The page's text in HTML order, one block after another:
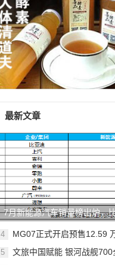
最新文章
7月新能源汽车销量榜出炉，
万辆稳居榜首
4
MG07正式开启预售12.59
5
文旅中国赋能 银河战舰700